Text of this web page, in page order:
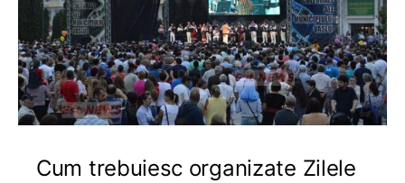
Cum trebuiesc organizate Zilele